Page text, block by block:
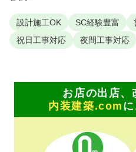
設計施工OK SC経験豊富
祝日工事対応
夜間工事対応
お店の出店、
内装建築.com